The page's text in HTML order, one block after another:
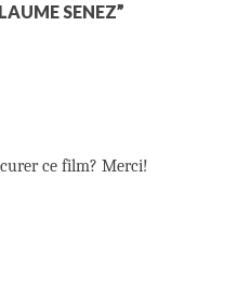
SENEZ”
ce film? Merci!